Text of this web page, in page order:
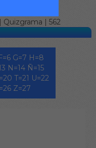
| Quizgrama | 562
G=7 H=8
N=14 Ñ=15
T=21 U=22
Z=27